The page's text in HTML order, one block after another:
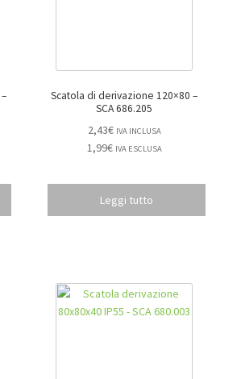
Scatola di derivazione 120×80 –
SCA 686.205
2,43€ IVA INCLUSA
1,99€ IVA ESCLUSA
Leggi tutto